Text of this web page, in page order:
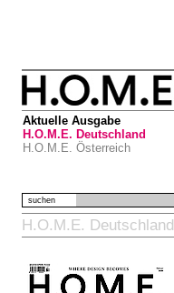
Aktuelle Ausgabe
H.O.M.E. Deutschland
H.O.M.E. Österreich
suchen
H.O.M.E. Deutschland